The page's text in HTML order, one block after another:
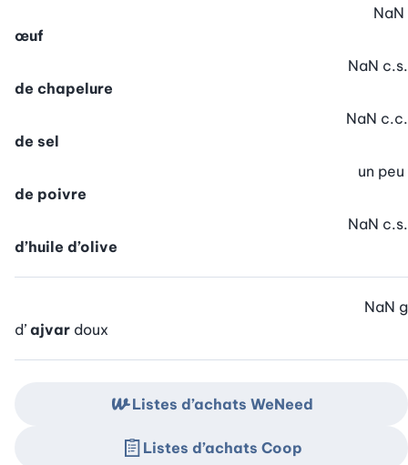
œuf
NaN
de chapelure
NaN c.s.
de sel
NaN c.c.
de poivre
un peu
d’huile d’olive
NaN c.s.
d’ ajvar doux
NaN g
Listes d’achats WeNeed
Listes d’achats Coop